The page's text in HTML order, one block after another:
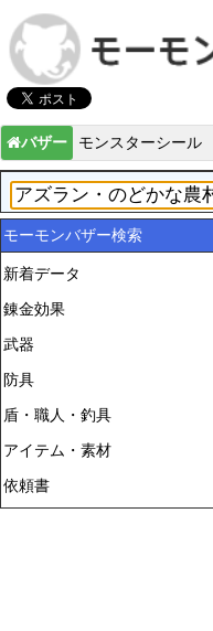
バザー モンスターシール
モーモンバザー検索
新着データ
錬金効果
武器
防具
盾・職人・釣具
アイテム・素材
依頼書